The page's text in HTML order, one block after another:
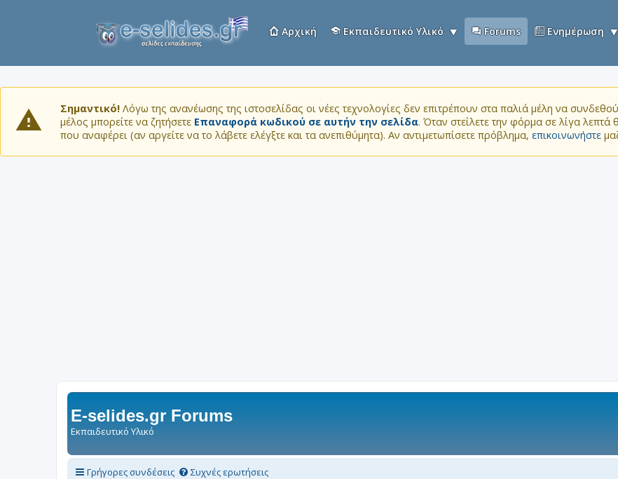
Αρχική Εκπαιδευτικό Υλικό Forums Ενημέρωση
Σημαντικό! Λόγω της ανανέωσης της ιστοσελίδας οι νέες τεχνολογίες δεν επιτρέπουν στα παλιά μέλη να
μέλος μπορείτε να ζητήσετε Επαναφορά κωδικού σε αυτήν την σελίδα. Όταν στείλετε την φόρμα σε λίγα
που αναφέρει (αν αργείτε να το λάβετε ελέγξτε και τα ανεπιθύμητα). Αν αντιμετωπίσετε πρόβλημα, επικοινωνήστε
E-selides.gr Forums
Εκπαιδευτικό Υλικό
Γρήγορες συνδέσεις Συχνές ερωτήσεις